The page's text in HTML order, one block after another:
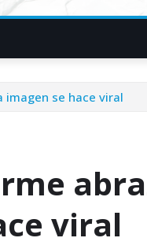
imagen se hace viral
viral